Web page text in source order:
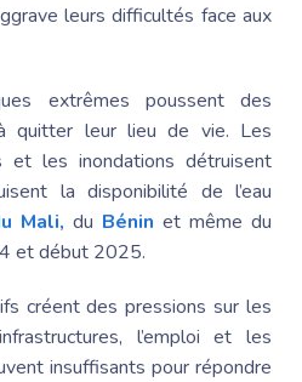
leurs difficultés face aux
extrêmes poussent des
quitter leur lieu de vie. Les
et les inondations détruisent
la disponibilité de l’eau
Mali, du Bénin et même du
et début 2025.
créent des pressions sur les
l’emploi et les
insuffisants pour répondre